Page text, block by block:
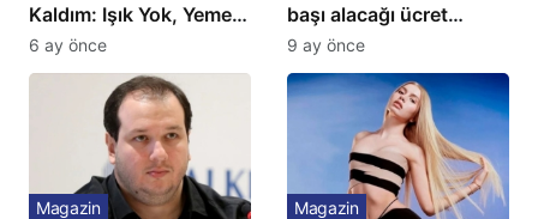
Kaldım: Işık Yok, Yemek
Yok, Tuvalet Yok!”
Çağla Şikel’den Şok
6 ay önce
başı alacağı ücret
Türkiye’de bir ilk:
Gözünü 2 ilçeye dikti!
9 ay önce
Magazin Magazin